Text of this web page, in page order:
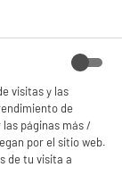
STYLE PRO
visitas y las
de
páginas más /
por el sitio web.
de tu visita a